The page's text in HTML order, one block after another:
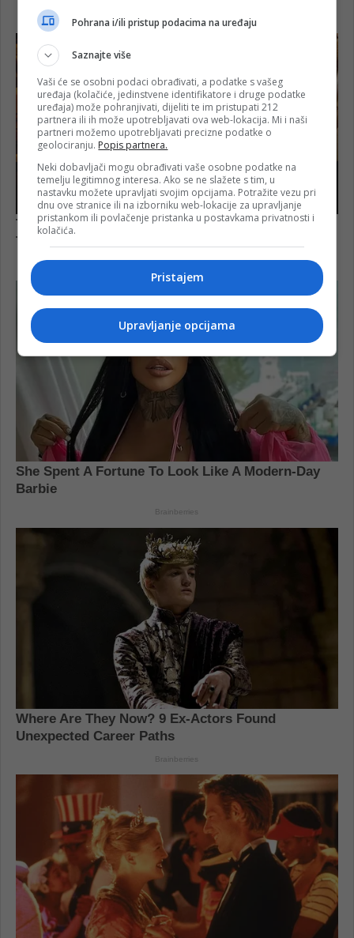
Pohrana i/ili pristup podacima na uređaju
Saznajte više
Vaši će se osobni podaci obrađivati, a podatke s vašeg
uređaja (kolačiće, jedinstvene identifikatore i druge podatke
uređaja) može pohranjivati, dijeliti te im pristupati 212
partnera ili ih može upotrebljavati ova web-lokacija. Mi i naši
partneri možemo upotrebljavati precizne podatke o
geolociranju. Popis partnera.
Neki dobavljači mogu obrađivati vaše osobne podatke na
temelju legitimnog interesa. Ako se ne slažete s tim, u
nastavku možete upravljati svojim opcijama. Potražite vezu pri
dnu ove stranice ili na izborniku web-lokacije za upravljanje
pristankom ili povlačenje pristanka u postavkama privatnosti i
kolačića.
Pristajem
Upravljanje opcijama